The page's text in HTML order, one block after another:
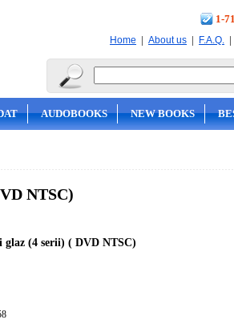
1-
Home | About us | F.A.Q. |
AUDOBOOKS NEW BOOKS
NTSC)
glaz (4 serii) ( DVD NTSC)